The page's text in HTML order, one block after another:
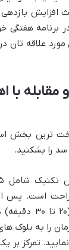
افزایش
برنامه هفتگی
علاقه تان
مقابله با
ترین بخش
را بشکنید.
است. پس
استراحت
را به بلوک
تمرکز بر